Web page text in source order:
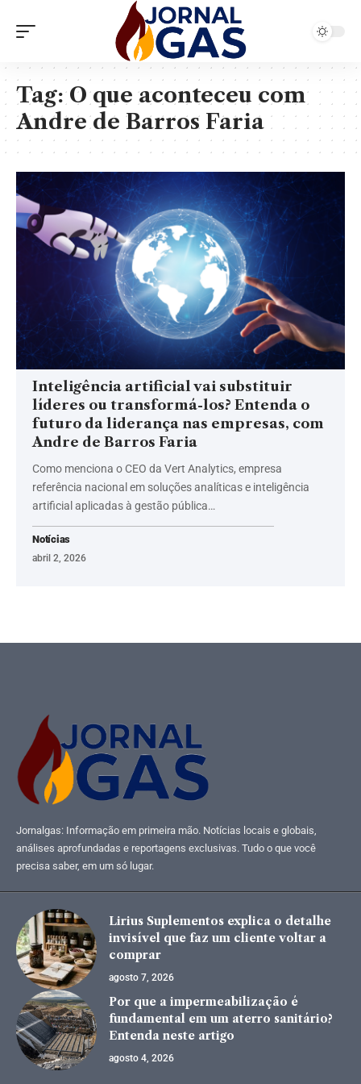
Tag:O que aconteceu com
Andre de Barros Faria
Inteligência artificial vai substituir
líderes ou transformá-los? Entenda o
futuro da liderança nas empresas, com
Andre de Barros Faria
Como menciona o CEO da Vert Analytics, empresa
referência nacional em soluções analíticas e inteligência
artificial aplicadas à gestão pública…
Notícias
abril 2, 2026
Jornalgas: Informação em primeira mão. Notícias locais e globais,
análises aprofundadas e reportagens exclusivas. Tudo o que você
precisa saber, em um só lugar.
Lirius Suplementos explica o detalhe
invisível que faz um cliente voltar a
comprar
agosto 7, 2026
Por que a impermeabilização é
fundamental em um aterro sanitário?
Entenda neste artigo
agosto 4, 2026